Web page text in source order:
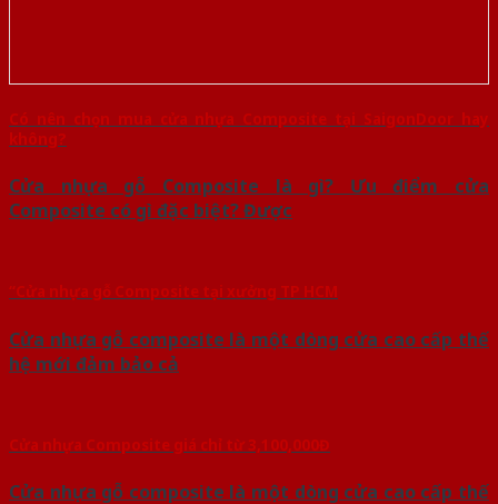
Có nên chọn mua cửa nhựa Composite tại SaigonDoor hay
không?
Cửa nhựa gỗ Composite là gì? Ưu điểm cửa
Composite có gì đặc biệt? Được
“Cửa nhựa gỗ Composite tại xưởng TP HCM
Cửa nhựa gỗ composite là một dòng cửa cao cấp thế
hệ mới đảm bảo cả
Cửa nhựa Composite giá chỉ từ 3,100,000Đ
Cửa nhựa gỗ composite là một dòng cửa cao cấp thế